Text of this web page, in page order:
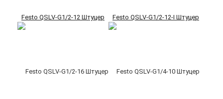
Festo QSLV-G1/2-12 Штуцер Festo QSLV-G1/2-12-I Штуцер